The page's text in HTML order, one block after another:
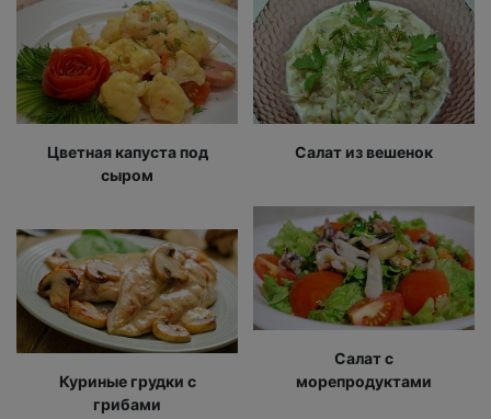
Цветная капуста под
сыром
Куриные грудки с
грибами
Салат из вешенок
Салат с
морепродуктами